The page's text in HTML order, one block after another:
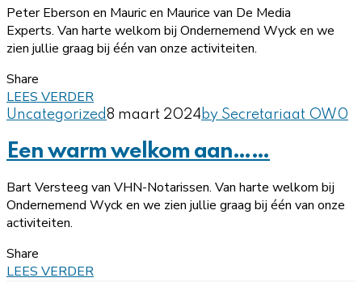
Peter Eberson en Mauric en Maurice van De Media
Experts. Van harte welkom bij Ondernemend Wyck en we
zien jullie graag bij één van onze activiteiten.
Share
LEES VERDER
Uncategorized8 maart 2024 by Secretariaat OW0
Een warm welkom aan……
Bart Versteeg van VHN-Notarissen. Van harte welkom bij
Ondernemend Wyck en we zien jullie graag bij één van onze
activiteiten.
Share
LEES VERDER